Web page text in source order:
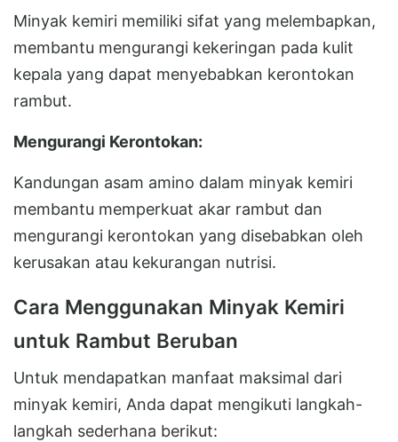
Minyak kemiri memiliki sifat yang melembapkan,
membantu mengurangi kekeringan pada kulit
kepala yang dapat menyebabkan kerontokan
rambut.
Mengurangi Kerontokan:
Kandungan asam amino dalam minyak kemiri
membantu memperkuat akar rambut dan
mengurangi kerontokan yang disebabkan oleh
kerusakan atau kekurangan nutrisi.
Cara Menggunakan Minyak Kemiri
untuk Rambut Beruban
Untuk mendapatkan manfaat maksimal dari
minyak kemiri, Anda dapat mengikuti langkah-
langkah sederhana berikut: